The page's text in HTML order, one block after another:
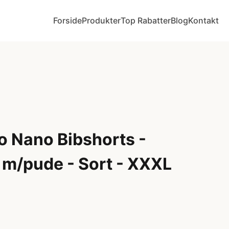
ForsideProdukterTop RabatterBlogKontakt
Nano Bibshorts -
pude - Sort - XXXL